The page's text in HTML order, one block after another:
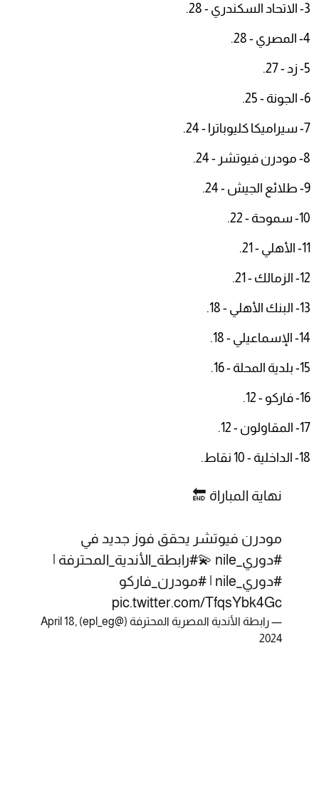
3- الاتحاد السكندري - 28.
4- المصري - 28.
5- زد - 27.
6- الجونة - 25.
7- سيراميكا كليوباترا - 24.
8- مودرن فيوتشر - 24.
9- طلائع الجيش - 24.
10- سموحة - 22.
11- الأهلي - 21.
12- الزمالك - 21.
13- البنك الأهلي - 18.
14- الإسماعيلي - 18.
15- بلدية المحلة - 16.
16- فاركو - 12.
17- المقاولون - 12.
18- الداخلية - 10 نقاط.
نهاية المباراة 🔚
مودرن فيوتشر يحقق فوز جديد في
#دوري_nile
💫#رابطة_الأندية_المحترفة
#دوري_nile
#مودرن_فاركو
pic.twitter.com/TfqsYbk4Gc
— رابطة الأندية المصرية المحترفة (@epl_eg)
April 18,
2024